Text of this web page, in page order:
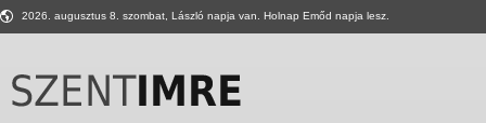
2026. augusztus 8. szombat, László napja van. Holnap Emőd napja lesz.